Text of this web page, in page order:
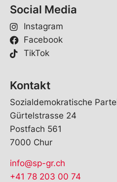
Social Media
Instagram
Facebook
TikTok
Kontakt
Sozialdemokratische
Gürtelstrasse 24
Postfach 561
7000 Chur
info@sp-gr.ch
+41 78 203 00 74